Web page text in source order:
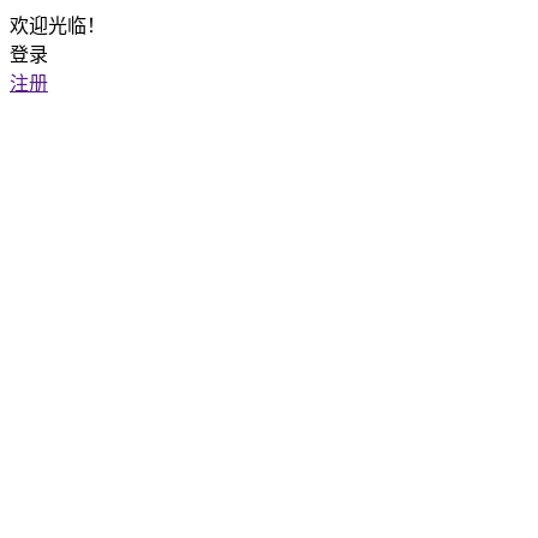
欢迎光临！
登录
注册